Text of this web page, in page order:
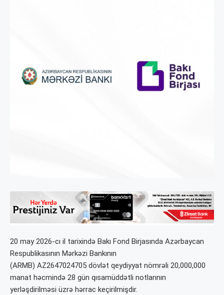
20 may 2026-cı il tarixində Bakı Fond Birjasında Azərbaycan
Respublikasının Mərkəzi Bankının
(ARMB) AZ2647024705 dövlət qeydiyyat nömrəli 20,000,000
manat həcmində 28 gün qısamüddətli notlarının
yerləşdirilməsi üzrə hərrac keçirilmişdir.